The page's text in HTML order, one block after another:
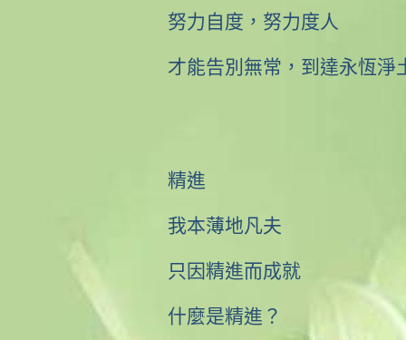
努力自度，努力度人
才能告別無常，到達永恆淨
精進
我本薄地凡夫
只因精進而成就
什麼是精進？